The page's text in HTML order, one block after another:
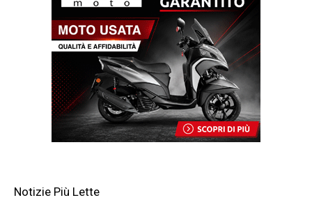
Notizie Più Lette